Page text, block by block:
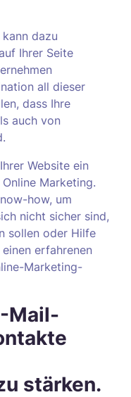
dazu
Ihrer Seite
all dieser
dass Ihre
auch von
Website ein
Marketing.
how, um
nicht sicher sind,
sollen oder Hilfe
erfahrenen
Marketing-
Mail-
stärken.